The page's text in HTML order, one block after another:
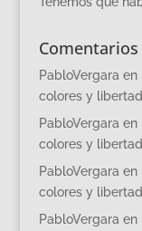
PabloVergara en
colores y
PabloVergara en
colores y
PabloVergara en
colores y
PabloVergara en